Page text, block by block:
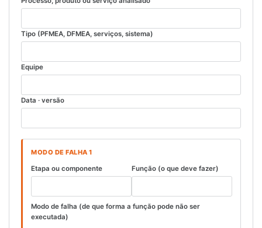
Tipo (PFMEA, DFMEA, serviços, sistema)
Equipe
Data · versão
MODO DE FALHA 1
Etapa ou componente
Função (o que deve fazer)
Modo de falha (de que forma a função pode não ser
executada)